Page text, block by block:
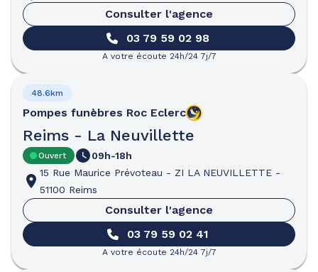
Consulter l'agence
03 79 59 02 98
A votre écoute 24h/24 7j/7
Pompes funèbres Roc Eclerc
Reims - La Neuvillette
48.6km
Ouvert
09h-18h
15 Rue Maurice Prévoteau - ZI LA NEUVILLETTE -
51100 Reims
Consulter l'agence
03 79 59 02 41
A votre écoute 24h/24 7j/7